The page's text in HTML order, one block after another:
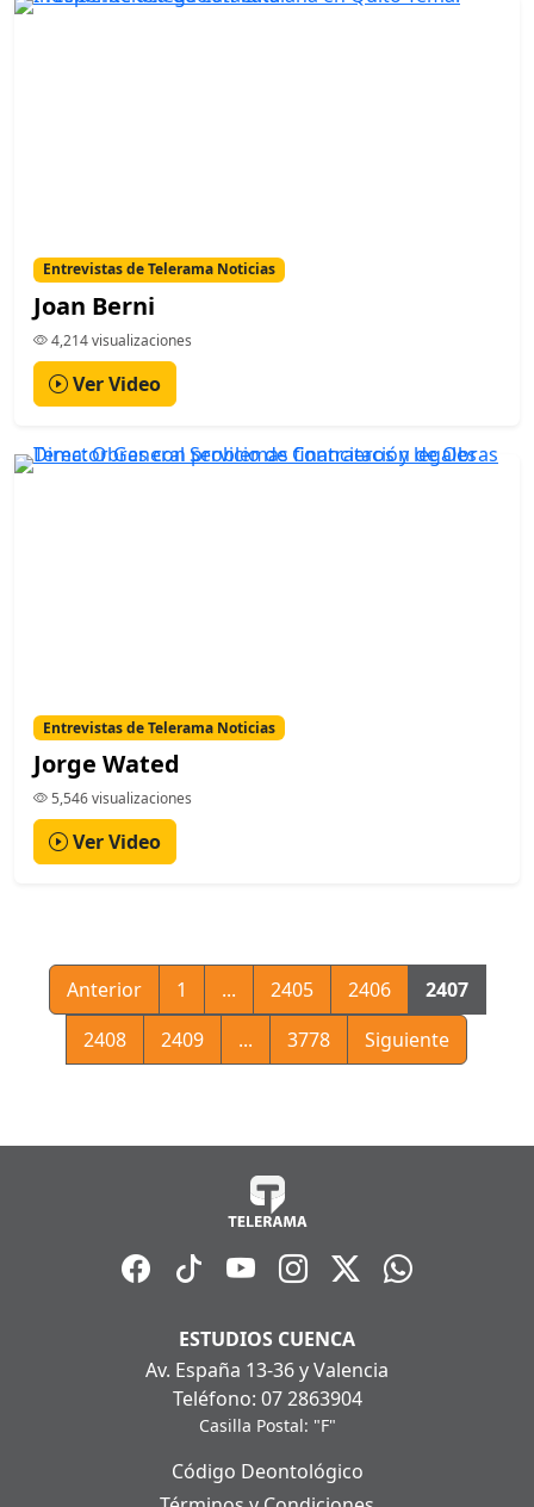
Entrevistas de Telerama Noticias
Joan Berni
4,214 visualizaciones
Ver Video
Entrevistas de Telerama Noticias
Jorge Wated
5,546 visualizaciones
Ver Video
Anterior 1 ... 2405 2406
2407
2408
2409 ... 3778 Siguiente
ESTUDIOS CUENCA
Av. España 13-36 y Valencia
Teléfono: 07 2863904
Casilla Postal: "F"
Código Deontológico